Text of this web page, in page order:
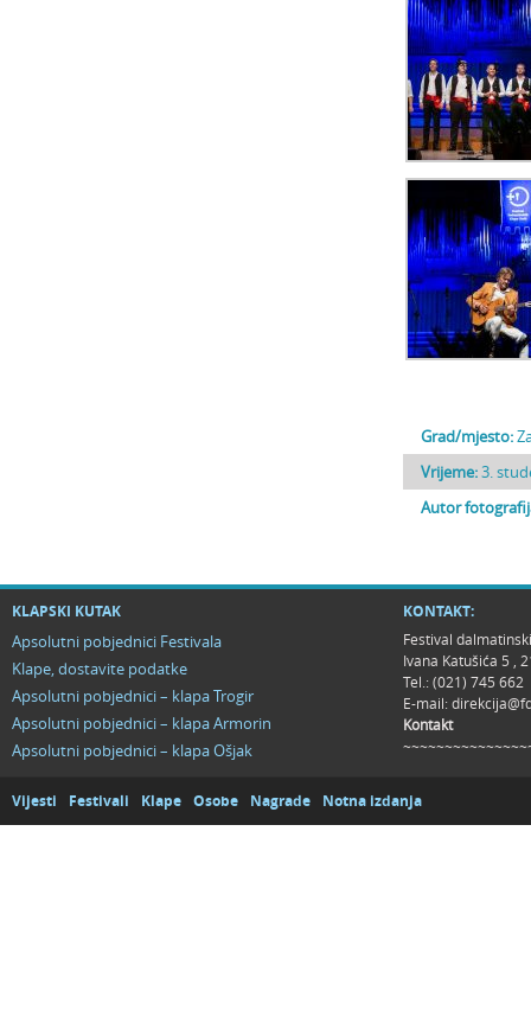
Grad/mjesto:
Vrijeme:3.
Autor
KLAPSKI KUTAK
Apsolutni pobjednici Festivala
Klape, dostavite podatke
Apsolutni pobjednici – klapa Trogir
Apsolutni pobjednici – klapa Armorin
Apsolutni pobjednici – klapa Ošjak
KONTAKT:
Festival
Ivana Katušića 5 ,
Tel.: (021) 745 662
E-mail:
Kontakt
Vijesti Festivali Klape Osobe Nagrade Notna izdanja